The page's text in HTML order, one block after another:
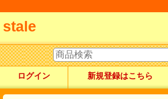
stale
ログイン 新規登録はこちら